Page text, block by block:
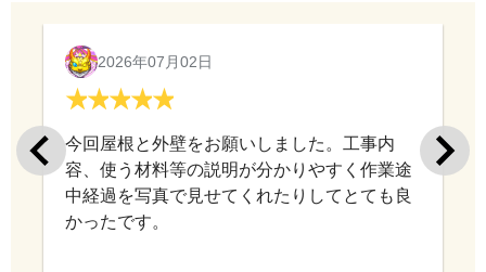
2026年07月02日
今回屋根と外壁をお願いしました。工事内
容、使う材料等の説明が分かりやすく作業途
中経過を写真で見せてくれたりしてとても良
かったです。